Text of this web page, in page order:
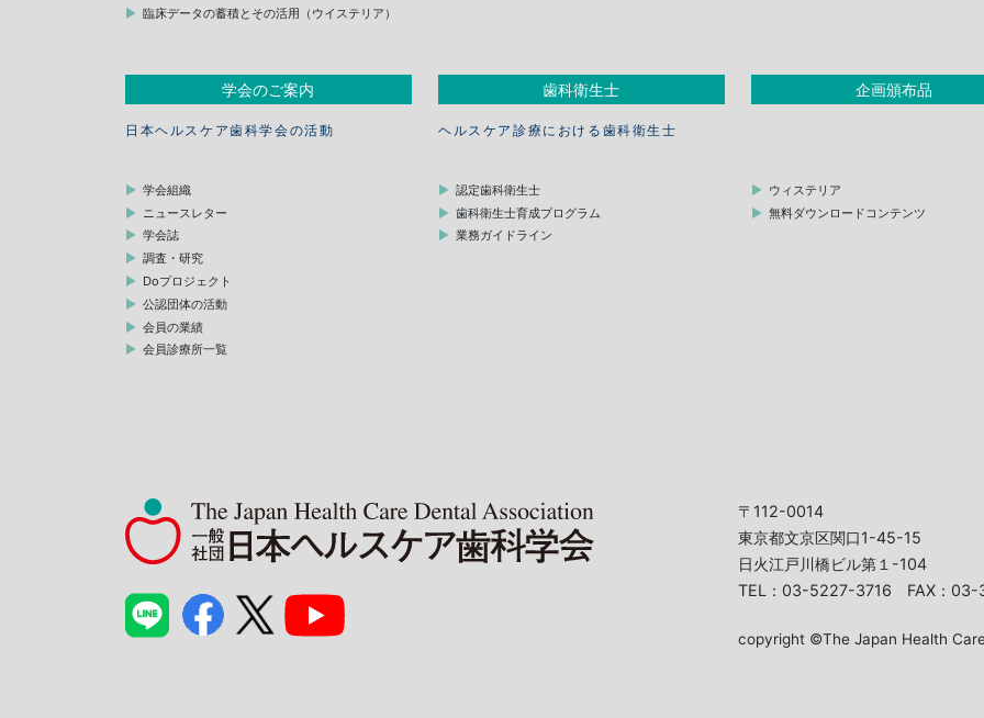
臨床データの蓄積とその活用（ウイステリア）
学会のご案内
日本ヘルスケア歯科学会の活動
学会組織
ニュースレター
学会誌
調査・研究
Doプロジェクト
公認団体の活動
会員の業績
会員診療所一覧
歯科衛生士
ヘルスケア診療における歯科衛生士
認定歯科衛生士
歯科衛生士育成プログラム
業務ガイドライン
企画頒布品
ウィステリア
無料ダウンロードコンテンツ
〒112-0014
東京都文京区関口1-45-15
日火江戸川橋ビル第１-104
TEL：03-5227-3716 FAX：
copyright ©The Japan Health